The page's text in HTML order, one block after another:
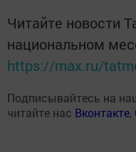
Читайте новости
национальном
https://max.ru/
Подписывайтесь на
читайте нас Вконтакте,